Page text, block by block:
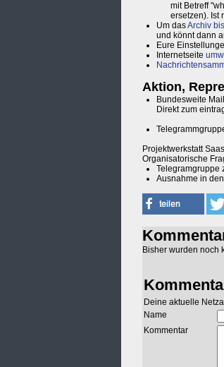
mit Betreff
ersetzen). Ist
Um dasArchiv
und könnt dann
Eure
Internetseite
Aktion,
Bundesweite
Direkt zum
Projektwerkstatt
Organisatorische
Telegramgruppe
Ausnahme in
Bisher wurden noch
Deine aktuelle
Name
Kommentar